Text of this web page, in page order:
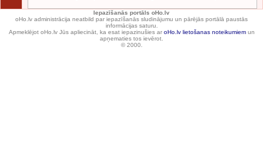
Iepazīšanās portāls oHo.lv
oHo.lv administrācija neatbild par iepazīšanās sludinājumu un pārējās portālā paustās
informācijas saturu.
Apmeklējot oHo.lv Jūs apliecināt, ka esat iepazinušies ar oHo.lv lietošanas noteikumiemun
apņematies tos ievērot.
© 2000.